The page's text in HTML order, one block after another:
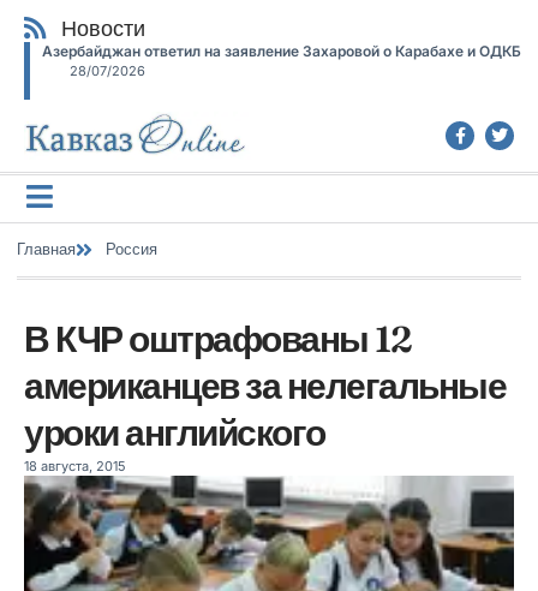
Новости
Азербайджан ответил на заявление Захаровой о Карабахе и ОДКБ
28/07/2026
Главная Россия
В КЧР оштрафованы 12
американцев за нелегальные
уроки английского
18 августа, 2015